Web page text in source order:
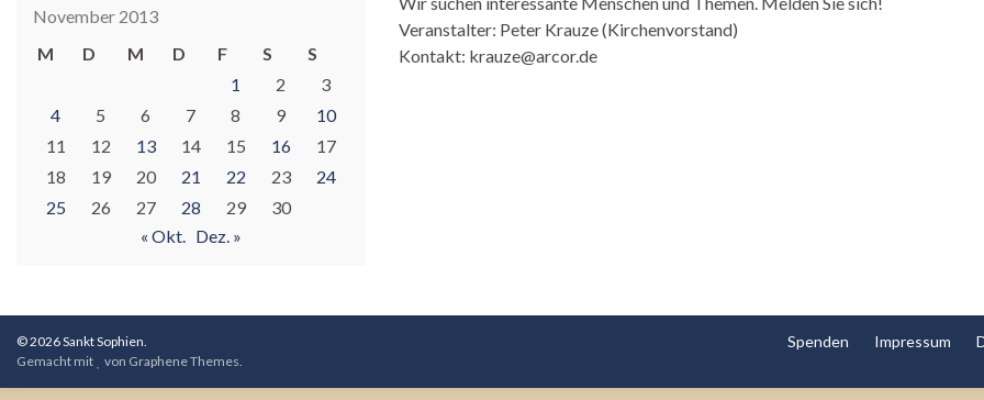
Veranstalter: Peter Krauze (Kirchenvorstand)
Kontakt: krauze@arcor.de
November 2013
M
D M D F S
S
1
2
3
4
5 6 7 8 9
10
11
12 13 14 15 16
17
18
19 20 21 22 23
24
25
26 27 28 29
30
« Okt. Dez. »
Spenden Impressum
© 2026 Sankt Sophien.
Gemacht mit
von Graphene Themes